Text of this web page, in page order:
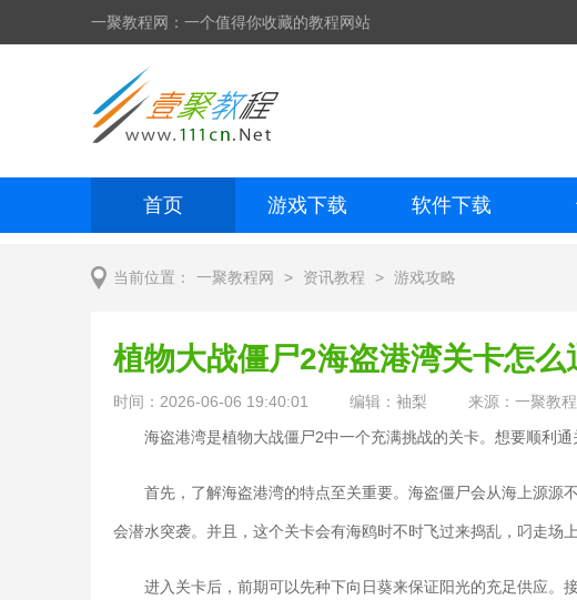
一聚教程网：一个值得你收藏的教程网站
首页 游戏下载 软件下载
当前位置： 一聚教程网 > 资讯教程 > 游戏攻略
植物大战僵尸2海盗港湾关卡怎么
时间：2026-06-06 19:40:01 编辑：袖梨
来源：一聚教
海盗港湾是植物大战僵尸2中一个充满挑战的关卡。想要顺利
首先，了解海盗港湾的特点至关重要。海盗僵尸会从海上源源
会潜水突袭。并且，这个关卡会有海鸥时不时飞过来捣乱，叼走场上
进入关卡后，前期可以先种下向日葵来保证阳光的充足供应。